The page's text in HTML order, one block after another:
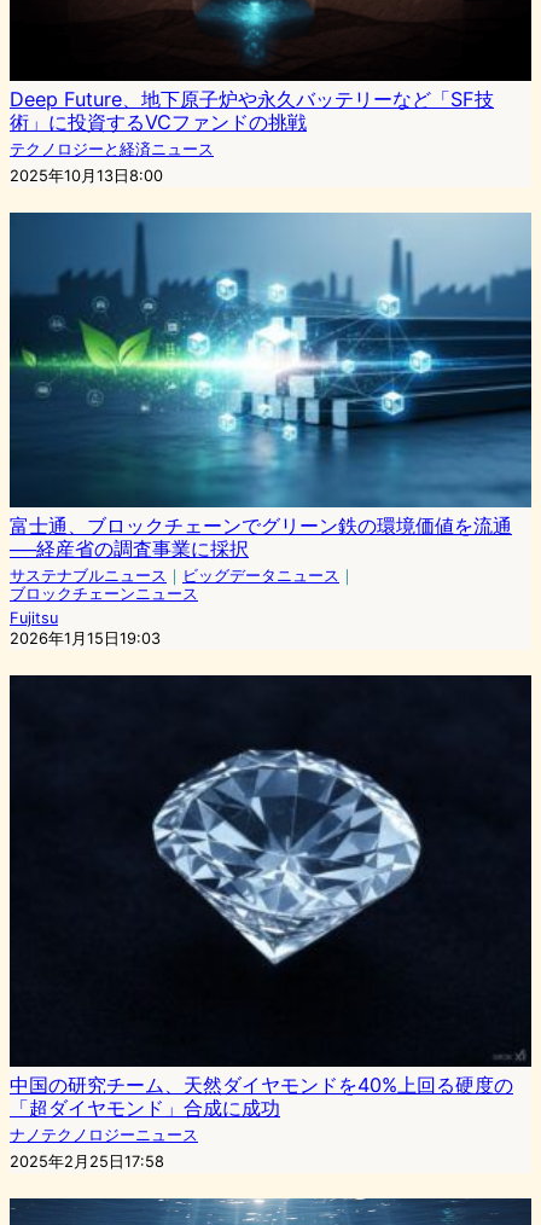
Deep Future、地下原子炉や永久バッテリーなど「SF技
術」に投資するVCファンドの挑戦
テクノロジーと経済ニュース
2025年10月13日8:00
富士通、ブロックチェーンでグリーン鉄の環境価値を流通
──経産省の調査事業に採択
サステナブルニュース ｜ ビッグデータニュース ｜
ブロックチェーンニュース
Fujitsu
2026年1月15日19:03
中国の研究チーム、天然ダイヤモンドを40%上回る硬度の
「超ダイヤモンド」合成に成功
ナノテクノロジーニュース
2025年2月25日17:58